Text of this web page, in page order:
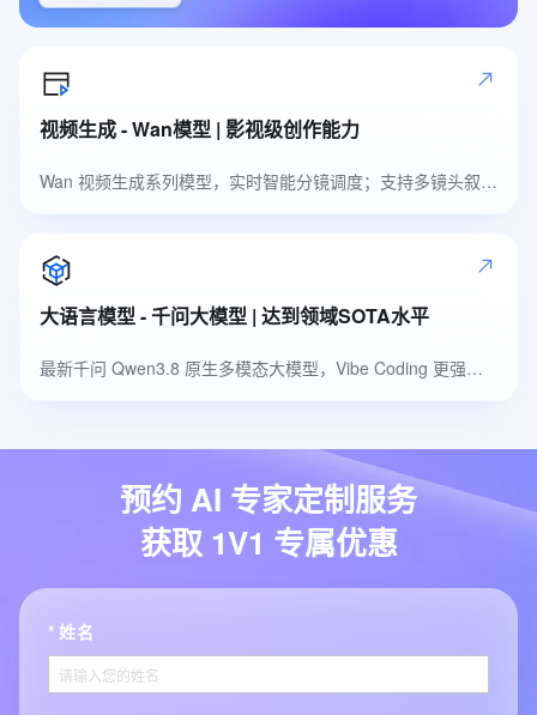
视频生成 - Wan模型 | 影视级创作能力
Wan 视频生成系列模型，实时智能分镜调度；支持多镜头叙事，自然高品质音色
大语言模型 - 千问大模型 | 达到领域SOTA水平
最新千问 Qwen3.8 原生多模态大模型，Vibe Coding 更强，多模态识别更准
预约 AI 专家定制服务
获取 1V1 专属优惠
姓名